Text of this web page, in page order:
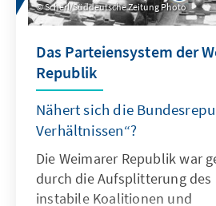
Scherl/Süddeutsche Zeitung Photo
Das Parteiensystem der
Republik
Nähert sich die
Verhältnissen“?
Die Weimarer Republik war
durch die Aufsplitterung des
instabile Koalitionen und